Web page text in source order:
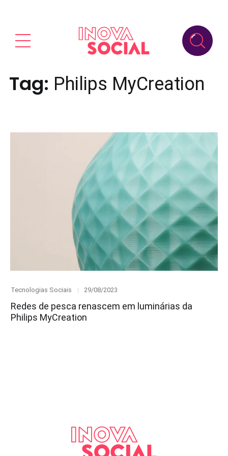
Tag: Philips MyCreation
Category
Tecnologias Sociais
Posted
29/08/2023
Redes de pesca renascem em luminárias da
Philips MyCreation